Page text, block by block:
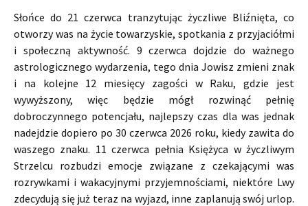
Słońce do 21 czerwca tranzytując życzliwe Bliźnięta, co
otworzy was na życie towarzyskie, spotkania z przyjaciółmi
i społeczną aktywność. 9 czerwca dojdzie do ważnego
astrologicznego wydarzenia, tego dnia Jowisz zmieni znak
i na kolejne 12 miesięcy zagości w Raku, gdzie jest
wywyższony, więc będzie mógł rozwinąć pełnię
dobroczynnego potencjału, najlepszy czas dla was jednak
nadejdzie dopiero po 30 czerwca 2026 roku, kiedy zawita do
waszego znaku. 11 czerwca pełnia Księżyca w życzliwym
Strzelcu rozbudzi emocje związane z czekającymi was
rozrywkami i wakacyjnymi przyjemnościami, niektóre Lwy
zdecydują się już teraz na wyjazd, inne zaplanują swój urlop.